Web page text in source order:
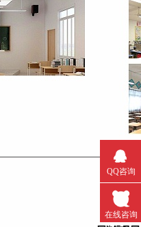
QQ咨询
在线咨询